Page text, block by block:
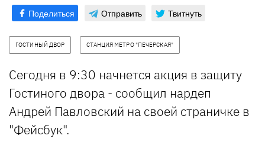
Поделиться Отправить Твитнуть
ГОСТИНЫЙ ДВОР СТАНЦИЯ МЕТРО "ПЕЧЕРСКАЯ"
Сегодня в 9:30 начнется акция в защиту
Гостиного двора - сообщил нардеп
Андрей Павловский на своей страничке в
"Фейсбук".